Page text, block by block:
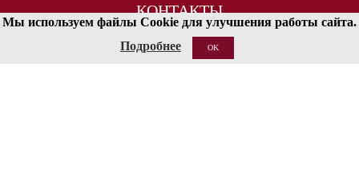
КОНТАКТЫ
125009 Москва, ул Большая Никитская 13/6
document@mosconsv.ru
Мы используем файлы Cookie для улучшения работы сайта.
Подробнее
OK